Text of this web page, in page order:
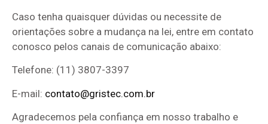
Caso tenha quaisquer dúvidas ou necessite de
orientações sobre a mudança na lei, entre em contato
conosco pelos canais de comunicação abaixo:
Telefone: (11) 3807-3397
E-mail: contato@gristec.com.br
Agradecemos pela confiança em nosso trabalho e